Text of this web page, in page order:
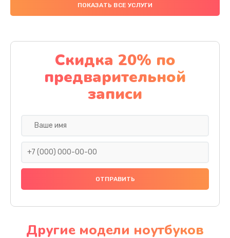
Замена южного моста
Заказать
Чистка от пыли
1060 руб.
Заказать
Ремонт подсветки
ПОКАЗАТЬ ВСЕ УСЛУГИ
Скидка 20% по
предварительной
записи
Другие модели ноутбуков